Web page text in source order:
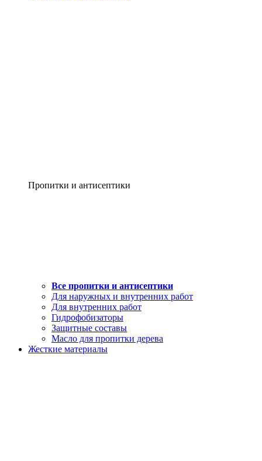
Пропитки и антисептики
Все пропитки и антисептики
Для наружных и внутренних работ
Для внутренних работ
Гидрофобизаторы
Защитные составы
Масло для пропитки дерева
Жесткие материалы